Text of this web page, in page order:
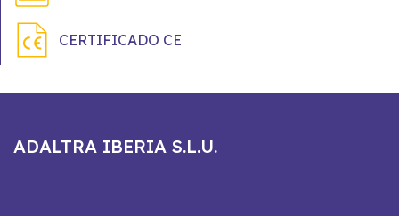
CERTIFICADO CE
ADALTRA IBERIA S.L.U.